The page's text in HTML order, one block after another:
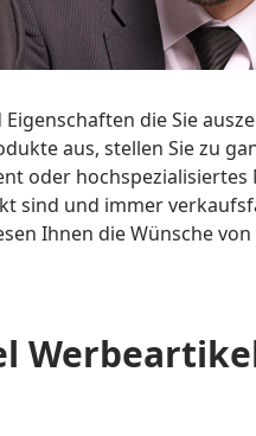
die Sie
aus, stellen Sie zu
oder
sind und immer
Ihnen die Wünsche von